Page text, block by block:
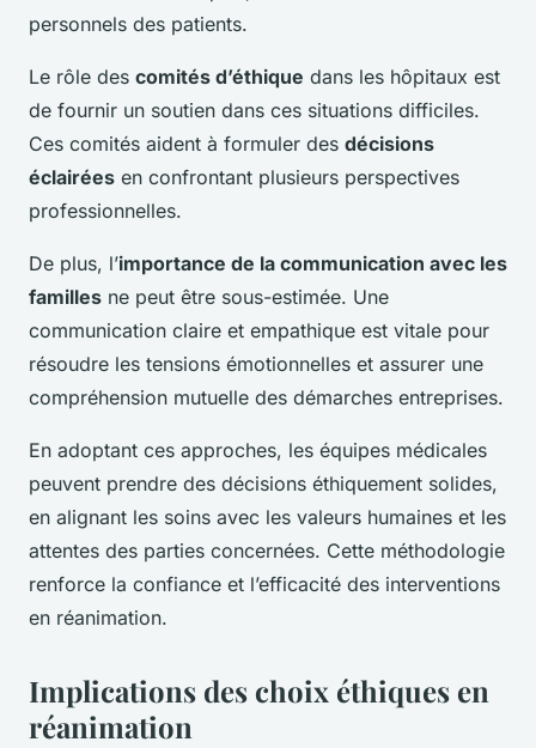
personnels des patients.
Le rôle des comités d’éthique dans les hôpitaux est
de fournir un soutien dans ces situations difficiles.
Ces comités aident à formuler des décisions
éclairées en confrontant plusieurs perspectives
professionnelles.
De plus, l’importance de la communication avec les
familles ne peut être sous-estimée. Une
communication claire et empathique est vitale pour
résoudre les tensions émotionnelles et assurer une
compréhension mutuelle des démarches entreprises.
En adoptant ces approches, les équipes médicales
peuvent prendre des décisions éthiquement solides,
en alignant les soins avec les valeurs humaines et les
attentes des parties concernées. Cette méthodologie
renforce la confiance et l’efficacité des interventions
en réanimation.
Implications des choix éthiques en
réanimation